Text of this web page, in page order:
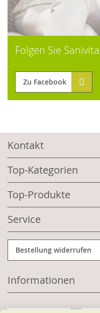
Folgen Sie
Zu Facebook
Kontakt
Top-Kategorien
Top-Produkte
Service
Bestellung widerrufen
Informationen